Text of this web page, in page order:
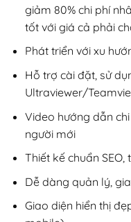
giảm 80% chi phí
tốt với giá cả phải
Phát triển với xu
Hỗ trợ cài đặt, sử
Ultraviewer/
Video hướng dẫn
người mới
Thiết kế chuẩn
Dễ dàng quản lý,
Giao diện hiển thị